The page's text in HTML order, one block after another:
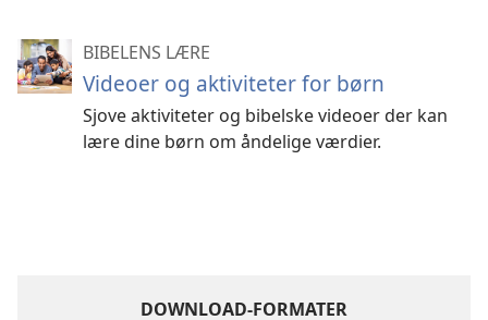
BIBELENS LÆRE
Videoer og aktiviteter for børn
Sjove aktiviteter og bibelske videoer der kan
lære dine børn om åndelige værdier.
DOWNLOAD-FORMATER